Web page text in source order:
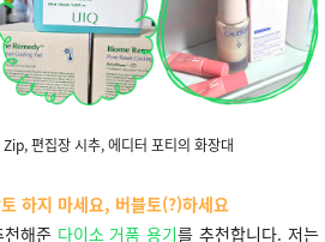
편집장 시추, 에디터 포티의 화장대
하지 마세요, 버블토(?)하세요
해준 다이소 거품 용기를 추천합니다. 저는